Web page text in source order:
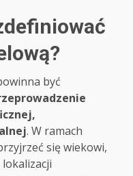
być
. W ramach
się wiekowi,
lokalizacji